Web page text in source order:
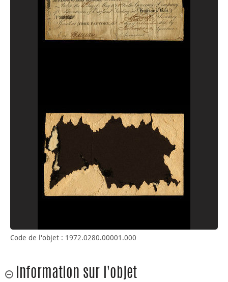
Code de l'objet : 1972.0280.00001.000
Information sur l'objet